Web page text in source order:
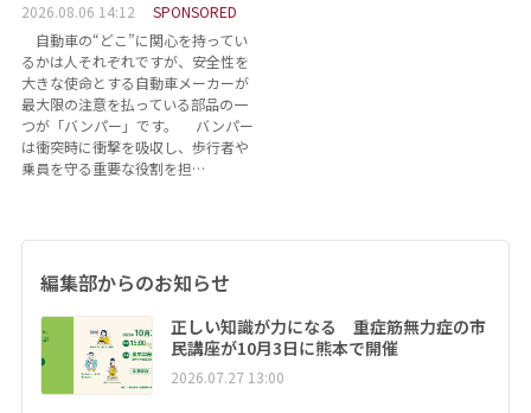
2026.08.06 14:12
SPONSORED
自動車の“どこ”に関心を持ってい
るかは人それぞれですが、安全性を
大きな使命とする自動車メーカーが
最大限の注意を払っている部品の一
つが「バンパー」です。 バンパー
は衝突時に衝撃を吸収し、歩行者や
乗員を守る重要な役割を担…
編集部からのお知らせ
正しい知識が力になる 重症筋無力症の市
民講座が10月3日に熊本で開催
2026.07.27 13:00